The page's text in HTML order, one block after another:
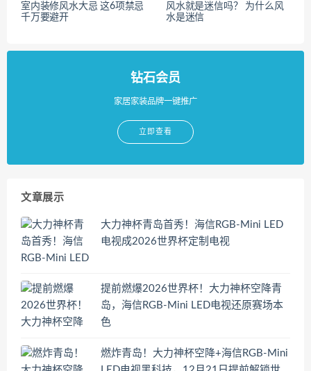
室内装修风水大忌 这6项禁忌
千万要避开
风水就是迷信吗？ 为什么风
水是迷信
钻石会员
家居家装品牌一键推广
立即查看
文章展示
大力神杯青岛首秀！海信RGB-Mini LED
电视成2026世界杯定制电视
提前燃爆2026世界杯！大力神杯空降青
岛，海信RGB-Mini LED电视还原赛场本
色
燃炸青岛！大力神杯空降+海信RGB-Mini